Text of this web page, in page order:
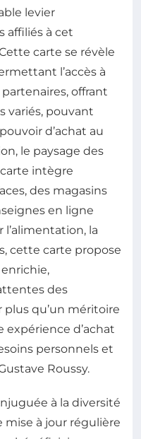
levier
affiliés à cet
carte se révèle
l’accès à
offrant
variés, pouvant
d’achat au
le paysage des
intègre
des magasins
en ligne
l’alimentation, la
cette carte propose
des
plus qu’un méritoire
expérience d’achat
personnels et
Roussy.
à la diversité
mise à jour régulière